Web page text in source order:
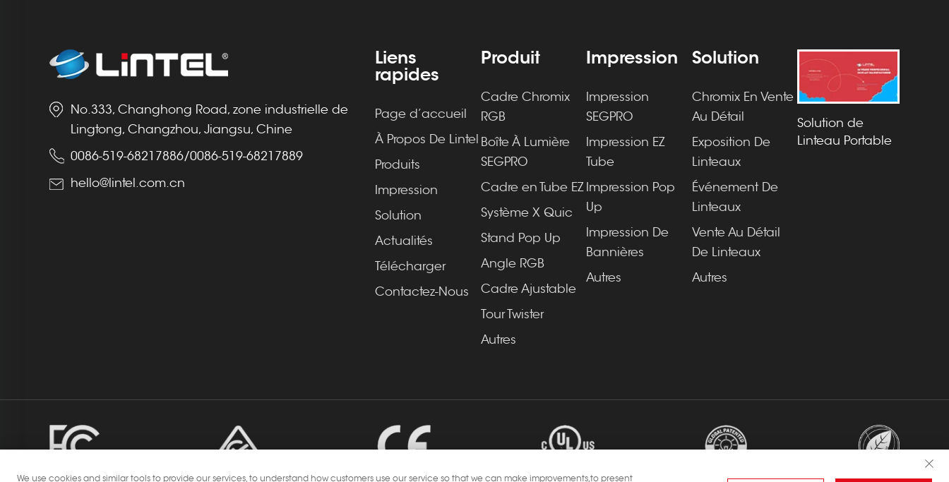
No.333, Changhong Road, zone industrielle de
Lingtong, Changzhou, Jiangsu, Chine
0086-519-68217886/0086-519-68217889
hello@lintel.com.cn
Liens
rapides
Page d’accueil
À Propos De Lintel
Produits
Impression
Solution
Actualités
Télécharger
Contactez-Nous
Produit
Cadre Chromix
RGB
Boîte À Lumière
SEGPRO
Cadre en Tube EZ
Système X Quic
Stand Pop Up
Angle RGB
Cadre Ajustable
Tour Twister
Autres
Impression
Impression
SEGPRO
Impression EZ
Tube
Impression Pop
Up
Impression De
Bannières
Autres
Solution
Chromix En Vente
Au Détail
Exposition De
Linteaux
Événement De
Linteaux
Vente Au Détail
De Linteaux
Autres
Solution de
Linteau Portable
We use cookies and similar tools to provide our services, to understand how customers use our service so that we can make improvements,to present